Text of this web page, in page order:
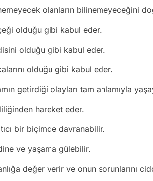
olanların bilinemeyeceğini
olduğu gibi kabul eder.
olduğu gibi kabul eder.
olduğu gibi kabul eder.
getirdiği olayları tam anlamıyla
hareket eder.
bir biçimde davranabilir.
ve yaşama gülebilir.
değer verir ve onun sorunlarını